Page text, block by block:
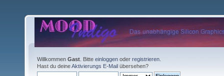
Willkommen Gast . Bitte einloggen oder registrieren
Hast du deineAktivierungs E-Mail übersehen?